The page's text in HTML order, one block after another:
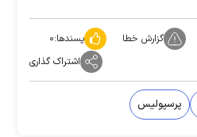
گزارش خطا پسندها:۰
اشتراک گذاری
پرسپولیس